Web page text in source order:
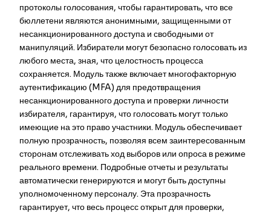
протоколы голосования, чтобы гарантировать, что все
бюллетени являются анонимными, защищенными от
несанкционированного доступа и свободными от
манипуляций. Избиратели могут безопасно голосовать из
любого места, зная, что целостность процесса
сохраняется. Модуль также включает многофакторную
аутентификацию (MFA) для предотвращения
несанкционированного доступа и проверки личности
избирателя, гарантируя, что голосовать могут только
имеющие на это право участники. Модуль обеспечивает
полную прозрачность, позволяя всем заинтересованным
сторонам отслеживать ход выборов или опроса в режиме
реального времени. Подробные отчеты и результаты
автоматически генерируются и могут быть доступны
уполномоченному персоналу. Эта прозрачность
гарантирует, что весь процесс открыт для проверки,